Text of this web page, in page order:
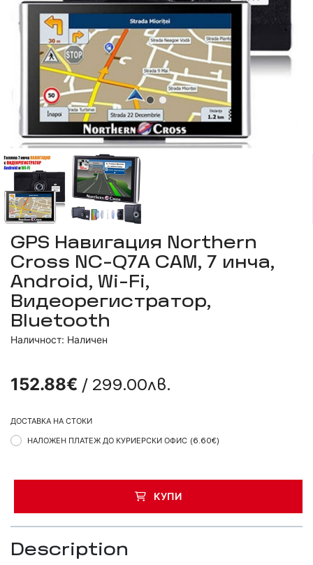
GPS Навигация Northern
Cross NC-Q7A CAM, 7 инча,
Android, Wi-Fi,
Видеорегистратор,
Bluetooth
Наличност: Наличен
152.88€ / 299.00лв.
ДОСТАВКА НА СТОКИ
НАЛОЖЕН ПЛАТЕЖ ДО КУРИЕРСКИ ОФИС (6.60€)
КУПИ
Description